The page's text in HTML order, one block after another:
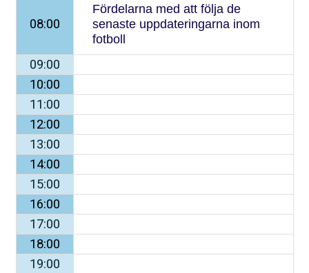
08:00
Fördelarna med att följa de
senaste uppdateringarna inom
fotboll
09:00
10:00
11:00
12:00
13:00
14:00
15:00
16:00
17:00
18:00
19:00